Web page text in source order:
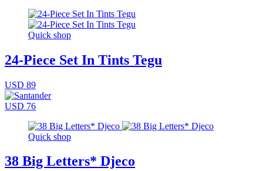
Quick shop
24-Piece Set In Tints Tegu
USD 89
USD 76
Quick shop
38 Big Letters* Djeco